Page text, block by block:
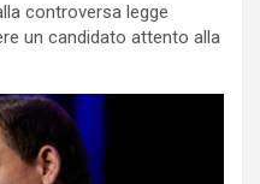
controversa legge
un candidato attento alla